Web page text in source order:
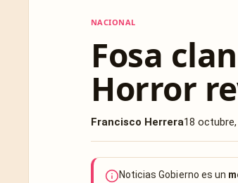
NACIONAL
Fosa
Horror
Francisco Herrera18
Noticias Gobierno es un